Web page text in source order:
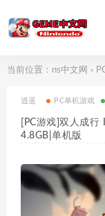
当前位置： ns中文网 >
逍遥 PC单机游戏
[PC游戏]双人成
4.8GB|单机版